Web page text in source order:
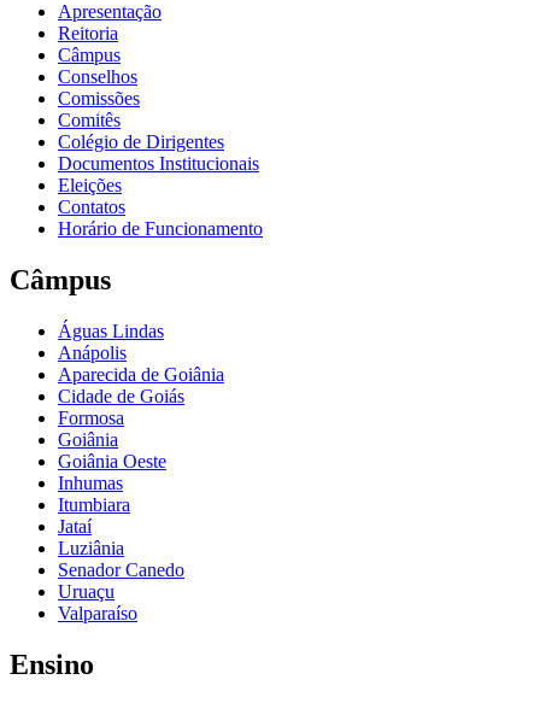
Apresentação
Reitoria
Câmpus
Conselhos
Comissões
Comitês
Colégio de Dirigentes
Documentos Institucionais
Eleições
Contatos
Horário de Funcionamento
Câmpus
Águas Lindas
Anápolis
Aparecida de Goiânia
Cidade de Goiás
Formosa
Goiânia
Goiânia Oeste
Inhumas
Itumbiara
Jataí
Luziânia
Senador Canedo
Uruaçu
Valparaíso
Ensino